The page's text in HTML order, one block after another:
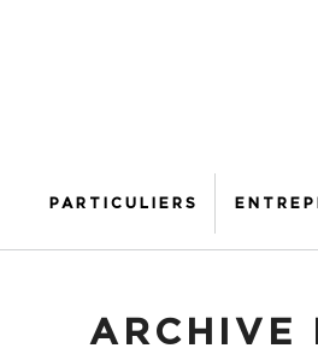
PARTICULIERS
ARCHIVE